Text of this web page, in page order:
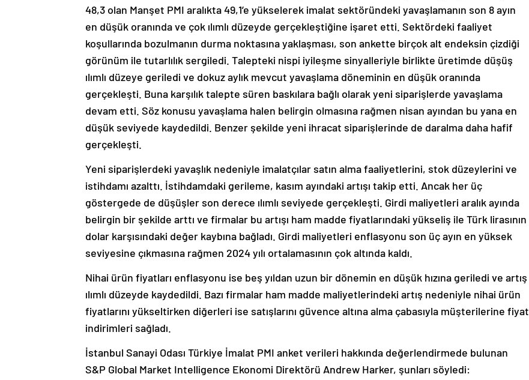
48,3 olan Manşet PMI aralıkta 49,1’e yükselerek imalat sektöründeki yavaşlamanın son 8 ayın
en düşük oranında ve çok ılımlı düzeyde gerçekleştiğine işaret etti. Sektördeki faaliyet
koşullarında bozulmanın durma noktasına yaklaşması, son ankette birçok alt endeksin çizdiği
görünüm ile tutarlılık sergiledi. Talepteki nispi iyileşme sinyalleriyle birlikte üretimde düşüş
ılımlı düzeye geriledi ve dokuz aylık mevcut yavaşlama döneminin en düşük oranında
gerçekleşti. Buna karşılık talepte süren baskılara bağlı olarak yeni siparişlerde yavaşlama
devam etti. Söz konusu yavaşlama halen belirgin olmasına rağmen nisan ayından bu yana en
düşük seviyede kaydedildi. Benzer şekilde yeni ihracat siparişlerinde de daralma daha hafif
gerçekleşti.
Yeni siparişlerdeki yavaşlık nedeniyle imalatçılar satın alma faaliyetlerini, stok düzeylerini ve
istihdamı azalttı. İstihdamdaki gerileme, kasım ayındaki artışı takip etti. Ancak her üç
göstergede de düşüşler son derece ılımlı seviyede gerçekleşti. Girdi maliyetleri aralık ayında
belirgin bir şekilde arttı ve firmalar bu artışı ham madde fiyatlarındaki yükseliş ile Türk lirasının
dolar karşısındaki değer kaybına bağladı. Girdi maliyetleri enflasyonu son üç ayın en yüksek
seviyesine çıkmasına rağmen 2024 yılı ortalamasının çok altında kaldı.
Nihai ürün fiyatları enflasyonu ise beş yıldan uzun bir dönemin en düşük hızına geriledi ve artış
ılımlı düzeyde kaydedildi. Bazı firmalar ham madde maliyetlerindeki artış nedeniyle nihai ürün
fiyatlarını yükseltirken diğerleri ise satışlarını güvence altına alma çabasıyla müşterilerine fiyat
indirimleri sağladı.
İstanbul Sanayi Odası Türkiye İmalat PMI anket verileri hakkında değerlendirmede bulunan
S&P Global Market Intelligence Ekonomi Direktörü Andrew Harker, şunları söyledi: